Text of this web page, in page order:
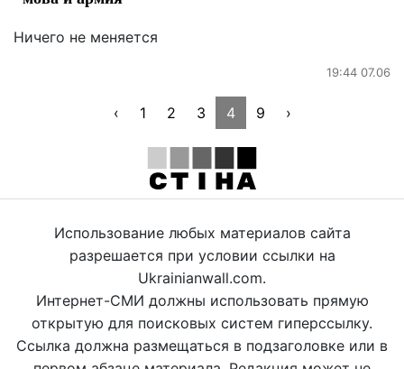
Ничего не меняется
19:44 07.06
‹ 1 2 3 4 9 ›
Использование любых материалов сайта
разрешается при условии ссылки на
Ukrainianwall.com.
Интернет-СМИ должны использовать прямую
открытую для поисковых систем гиперссылку.
Ссылка должна размещаться в подзаголовке или в